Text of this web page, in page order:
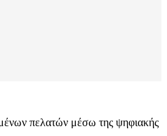
πελατών μέσω της ψηφιακής